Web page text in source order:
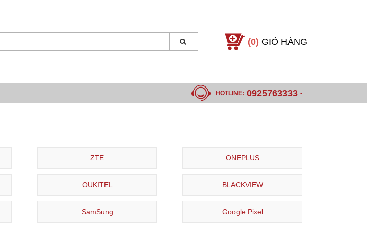
(0) GIỎ HÀNG
HOTLINE: 0925763333 -
ZTE ONEPLUS
OUKITEL BLACKVIEW
SamSung Google Pixel